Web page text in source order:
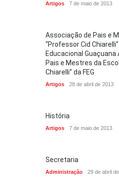
Artigos 7 de maio de 2013
Associação de Pais e
“Professor Cid
Educacional Guaçuana
Pais e Mestres da
Chiarelli” da FEG
Artigos 28 de abril de 2013
História
Artigos 7 de maio de 2013
Secretaria
Administração 29 de abril